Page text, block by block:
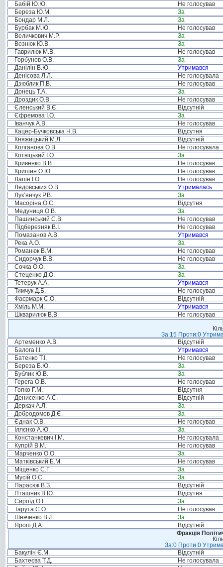
Бабій Ю.Ю.
Не голосував
Береза Ю.М.
За
Бондар М.Л.
За
Бурбак М.Ю.
Не голосував
Величкович М.Р.
За
Вознюк Ю.В.
За
Гаврилюк М.В.
Не голосував
Горбунов О.В.
За
Данілін В.Ю.
Утримався
Денісова Л.Л.
Не голосувала
Дзюблик П.В.
Не голосував
Донець Т.А.
За
Дроздик О.В.
Не голосував
Єленський В.Є.
Відсутній
Єфремова І.О.
За
Іванчук А.В.
Не голосував
Кацер-Бучковська Н.В.
Відсутня
Княжицький М.Л.
Відсутній
Колганова О.В.
Не голосувала
Котвіцький І.О.
За
Кривенко В.В.
Не голосував
Кришин О.Ю.
Не голосував
Лапін І.О.
Не голосував
Ледовських О.В.
Утрималась
Лук’янчук Р.В.
За
Масоріна О.С.
Відсутня
Медуниця О.В.
За
Пашинський С.В.
Не голосував
Підберезняк В.І.
Не голосував
Помазанов А.В.
Утримався
Река А.О.
За
Романюк В.М.
Не голосував
Сидорчук В.В.
Не голосував
Сочка О.О.
За
Стеценко Д.О.
За
Тетерук А.А.
Утримався
Тимчук Д.Б.
Не голосував
Фаєрмарк С.О.
Відсутній
Хміль М.М.
Утримався
Шкварилюк В.В.
Не голосував
За:15 Проти:0
Артеменко А.В.
Відсутній
Балога І.І.
Утримався
Батенко Т.І.
Не голосував
Береза Б.Ю.
За
Бублик Ю.В.
За
Герега О.В.
Не голосував
Гопко Г.М.
Відсутня
Денисенко А.С.
Відсутній
Деркач А.Л.
За
Добродомов Д.Є.
За
Єднак О.В.
Не голосував
Іллєнко А.Ю.
За
Констанкевич І.М.
Не голосувала
Купрій В.М.
Не голосував
Марченко О.О.
За
Матківський Б.М.
Не голосував
Міщенко С.Г.
За
Мусій О.С.
За
Парасюк В.З.
Відсутній
Пташник В.Ю.
Відсутня
Сироїд О.І.
За
Тарута С.О.
Не голосував
Шевченко В.Л.
За
Ярош Д.А.
Відсутній
Фракція
За:0 Проти:0
Бакулін Є.М.
Відсутній
Бахтеєва Т.Д.
Не голосувала